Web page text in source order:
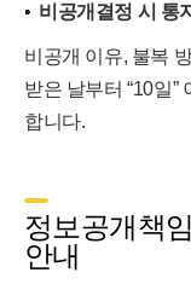
비공개결정 시 통지
비공개 이유, 불복
받은 날부터 “10일
합니다.
정보공개책
안내